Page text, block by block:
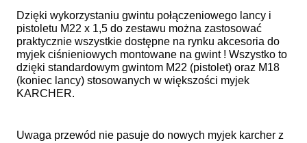
Dzięki wykorzystaniu gwintu połączeniowego lancy i
pistoletu M22 x 1,5 do zestawu można zastosować
praktycznie wszystkie dostępne na rynku akcesoria do
myjek ciśnieniowych montowane na gwint ! Wszystko to
dzięki standardowym gwintom M22 (pistolet) oraz M18
(koniec lancy) stosowanych w większości myjek
KARCHER.
Uwaga przewód nie pasuje do nowych myjek karcher z